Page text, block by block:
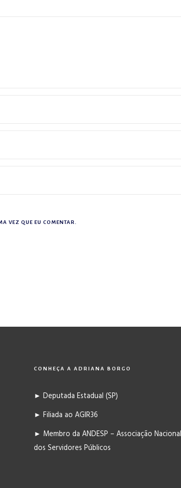
VEZ QUE EU COMENTAR.
CONHEÇA A ADRIANA BORGO
► Deputada Estadual (SP)
► Filiada ao AGIR36
► Membro da ANDESP – Associação
dos Servidores Públicos